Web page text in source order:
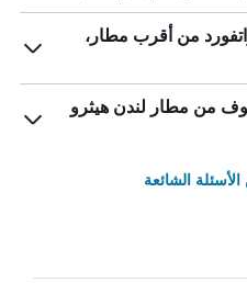
من أقرب مطار،
من مطار لندن هيثرو
الشائعة